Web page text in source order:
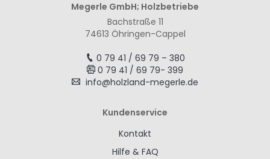
Megerle GmbH; Holzbetriebe
Bachstraße 11
74613 Öhringen-Cappel
0 79 41 / 69 79 – 380
0 79 41 / 69 79- 399
info@holzland-megerle.de
Kundenservice
Kontakt
Hilfe & FAQ